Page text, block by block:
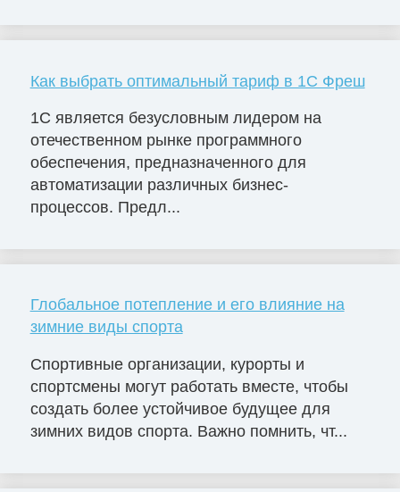
Как выбрать оптимальный тариф в 1С Фреш
1С является безусловным лидером на
отечественном рынке программного
обеспечения, предназначенного для
автоматизации различных бизнес-
процессов. Предл...
Глобальное потепление и его влияние на
зимние виды спорта
Спортивные организации, курорты и
спортсмены могут работать вместе, чтобы
создать более устойчивое будущее для
зимних видов спорта. Важно помнить, чт...